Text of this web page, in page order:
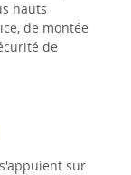
hauts
de montée
de
s'appuient sur